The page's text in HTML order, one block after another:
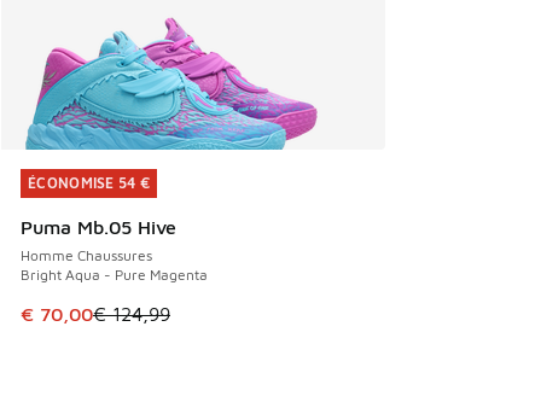
ÉCONOMISE 54 €
Puma Mb.05 Hive
Homme Chaussures
Bright Aqua - Pure Magenta
Cet article est en promotion. Prix en baisse de € 124,99 à
€ 70,00€ 124,99
ÉCONOMISE 54 €